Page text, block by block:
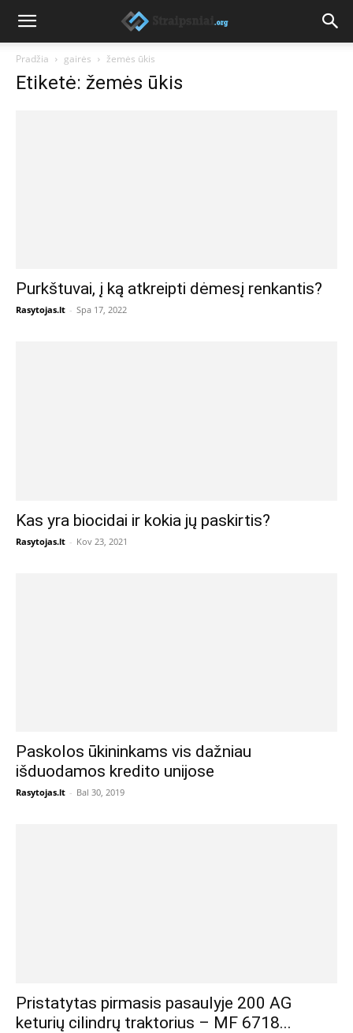
Pradžia gairės žemės ūkis
Etiketė: žemės ūkis
Purkštuvai, į ką atkreipti dėmesį renkantis?
Rasytojas.lt - Spa 17, 2022
Kas yra biocidai ir kokia jų paskirtis?
Rasytojas.lt - Kov 23, 2021
Paskolos ūkininkams vis dažniau
išduodamos kredito unijose
Rasytojas.lt - Bal 30, 2019
Pristatytas pirmasis pasaulyje 200 AG
keturių cilindrų traktorius – MF 6718...